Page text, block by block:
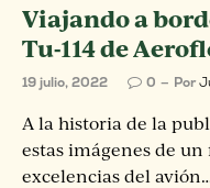
Viajando a
Tu-114 de
19 julio, 2022 0 Por
A la historia de la
estas imágenes de
excelencias del